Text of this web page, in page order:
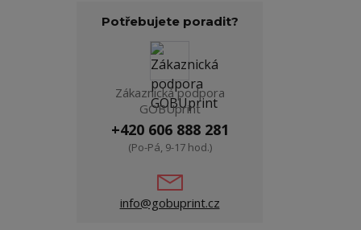
Potřebujete poradit?
Zákaznická podpora
GOBUprint
+420 606 888 281
(Po-Pá, 9-17 hod.)
info@gobuprint.cz